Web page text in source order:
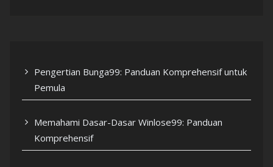
Pengertian Bunga99: Panduan Komprehensif untuk
Pemula
Memahami Dasar-Dasar Winlose99: Panduan
Komprehensif